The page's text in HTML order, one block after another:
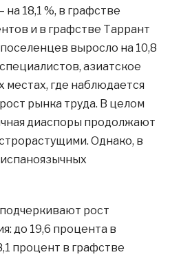
18,1 %, в графстве
и в графстве Таррант
выросло на 10,8
азиатское
местах, где наблюдается
рынка труда. В целом
диаспоры продолжают
Однако, в
рост
до 19,6 процента в
процент в графстве